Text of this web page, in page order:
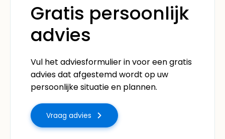
Gratis persoonlijk
advies
Vul het adviesformulier in voor een gratis
advies dat afgestemd wordt op uw
persoonlijke situatie en plannen.
Vraag advies